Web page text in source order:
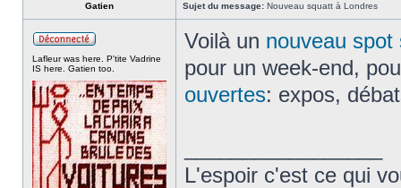
Gatien Sujet du message: Nouveau squatt à Londres
Lafleur was here. P'tite Vadrine
IS here. Gatien too.
Voilà un nouveau spot
pour un week-end,
ouvertes: expos,
L'espoir c'est ce qui